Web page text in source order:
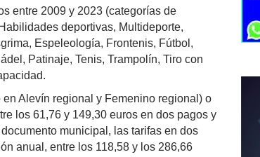
entre 2009 y 2023 (categorías de
deportivas, Multideporte,
Espeleología, Frontenis, Fútbol,
Patinaje, Tenis, Trampolín, Tiro con
Alevín regional y Femenino regional) o
los 61,76 y 149,30 euros en dos pagos y
municipal, las tarifas en dos
anual, entre los 118,58 y los 286,66